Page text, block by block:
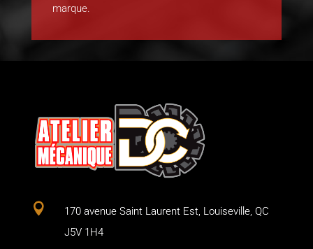
marque.

170 avenue Saint Laurent Est, Louiseville, QC
J5V 1H4